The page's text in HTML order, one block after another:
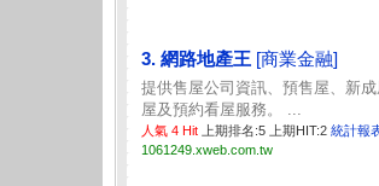
3. 網路地產王 [商業金融]
提供售屋公司資訊、預售屋、新
屋及預約看屋服務。 ...
人氣 4 Hit 上期排名:5 上期HIT:2 統計報
1061249.xweb.com.tw